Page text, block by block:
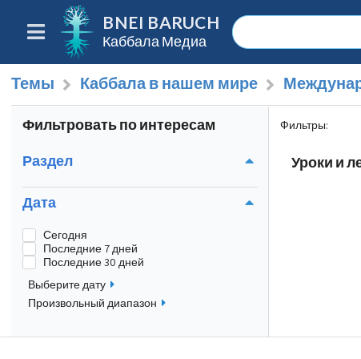
BNEI BARUCH
Каббала Медиа
Темы Каббала в нашем мире
Фильтровать по интересам
Раздел
Дата
Сегодня
Последние 7 дней
Последние 30 дней
Выберите дату
Произвольный диапазон
Фильтры:
Уроки и